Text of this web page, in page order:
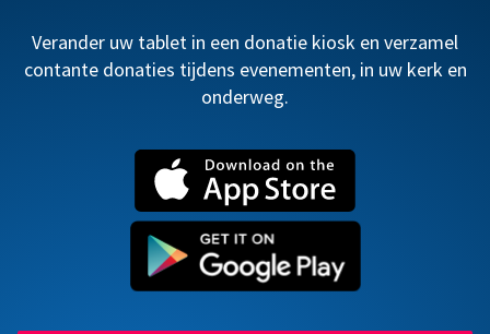
Verander uw tablet in een donatie kiosk en verzamel
contante donaties tijdens evenementen, in uw kerk en
onderweg.